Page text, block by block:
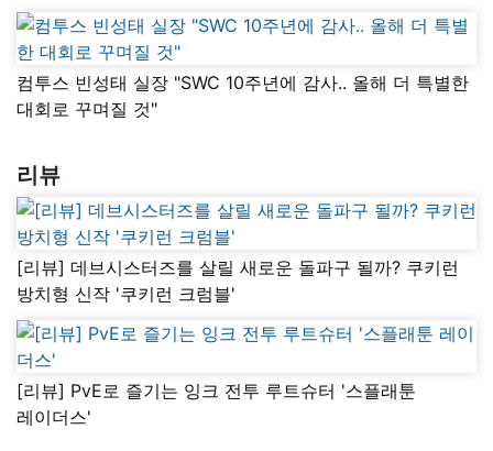
컴투스 빈성태 실장 "SWC 10주년에 감사.. 올해 더 특별한
대회로 꾸며질 것"
리뷰
[리뷰] 데브시스터즈를 살릴 새로운 돌파구 될까? 쿠키런
방치형 신작 '쿠키런 크럼블'
[리뷰] PvE로 즐기는 잉크 전투 루트슈터 '스플래툰
레이더스'